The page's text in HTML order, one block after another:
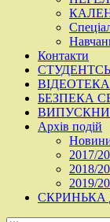
Контакти
ВІДЕОТЕКА
БЕЗПЕКА
Архів подій
2017/
2018/
2019/
СКРИНЬКА